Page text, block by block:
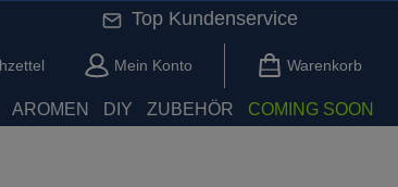
Top Kundenservice
Du hast 0 Produkte auf dem Merkzettel
Mein Konto Warenkorb
AROMEN DIY ZUBEHÖR COMING SOON